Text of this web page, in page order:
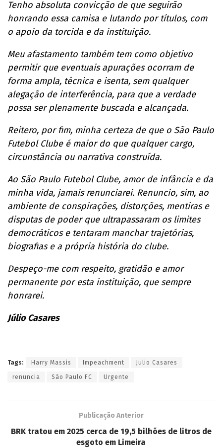
Tenho absoluta convicção de que seguirão
honrando essa camisa e lutando por títulos, com
o apoio da torcida e da instituição.
Meu afastamento também tem como objetivo
permitir que eventuais apurações ocorram de
forma ampla, técnica e isenta, sem qualquer
alegação de interferência, para que a verdade
possa ser plenamente buscada e alcançada.
Reitero, por fim, minha certeza de que o São Paulo
Futebol Clube é maior do que qualquer cargo,
circunstância ou narrativa construída.
Ao São Paulo Futebol Clube, amor de infância e da
minha vida, jamais renunciarei. Renuncio, sim, ao
ambiente de conspirações, distorções, mentiras e
disputas de poder que ultrapassaram os limites
democráticos e tentaram manchar trajetórias,
biografias e a própria história do clube.
Despeço-me com respeito, gratidão e amor
permanente por esta instituição, que sempre
honrarei.
Júlio Casares
Tags: Harry Massis Impeachment Julio Casares
renuncia São Paulo FC Urgente
Publicação Anterior
BRK tratou em 2025 cerca de 19,5 bilhões de litros de
esgoto em Limeira